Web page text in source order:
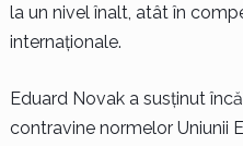
la un nivel înalt, atât în
internaționale.
Eduard Novak a susținut
contravine normelor Uniunii